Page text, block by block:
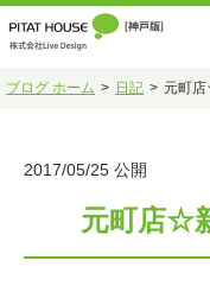
ブログ ホーム 日記 元町
2017/05/25 公開
元町店☆